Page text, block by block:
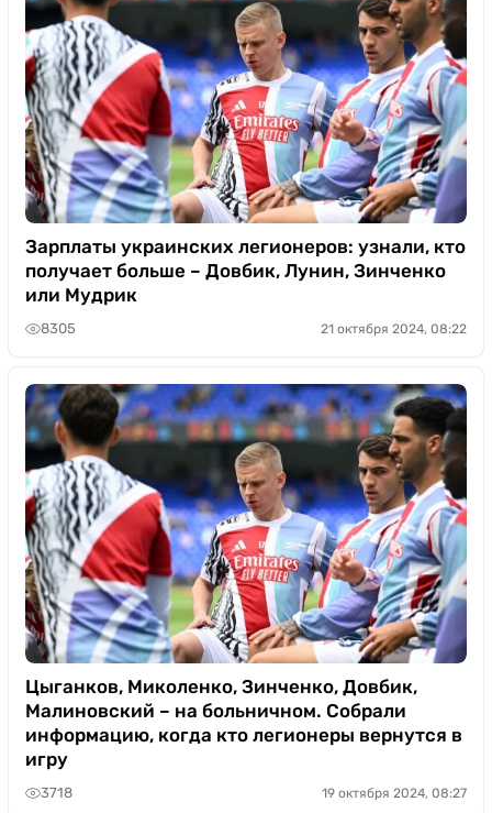
Зарплаты украинских легионеров: узнали, кто
получает больше – Довбик, Лунин, Зинченко
или Мудрик
8305 21 октября 2024, 08:22
Цыганков, Миколенко, Зинченко, Довбик,
Малиновский – на больничном. Собрали
информацию, когда кто легионеры вернутся в
игру
3718 19 октября 2024, 08:27